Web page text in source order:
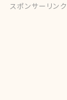
スポンサーリンク